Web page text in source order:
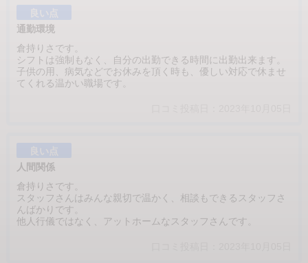
良い点
通勤環境
倉持りさです。
シフトは強制もなく、自分の出勤できる時間に出勤出来ます。
子供の用、病気などでお休みを頂く時も、優しい対応で休ませ
てくれる温かい職場です。
人間関係
倉持りさです。
スタッフさんはみんな親切で温かく、相談もできるスタッフさ
んばかりです。
他人行儀ではなく、アットホームなスタッフさんです。